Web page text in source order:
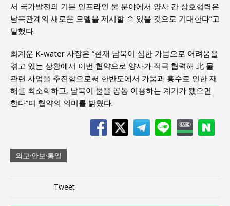
서 국가발전의 기본 인프라인 물 분야에서 양사 간 상호협력은
남북관계의 새로운 모델을 제시할 수 있을 것으로 기대한다”고
말했다.
최계운 K-water 사장은 “현재 남북이 심한 가뭄으로 어려움을
겪고 있는 상황에서 이번 협약으로 양사가 적극 협력해 北 물
관련 사업을 추진함으로써 한반도에서 가뭄과 홍수로 인한 재
해를 최소화하고, 남북이 물을 공동 이용하는 계기가 됐으면
한다”며 협약의 의미를 밝혔다.
외교·안보·통일
Tweet